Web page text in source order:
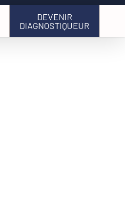
DEVENIR
DIAGNOSTIQUEUR